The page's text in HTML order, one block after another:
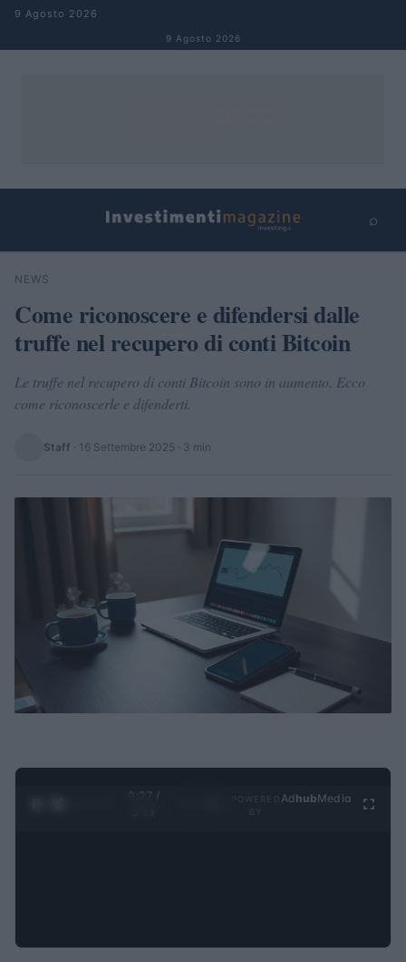
Salta al contenuto
9 Agosto 2026
9 Agosto 2026
⌕
Cerca
NEWS
Come riconoscere e difendersi dalle
truffe nel recupero di conti Bitcoin
Le truffe nel recupero di conti Bitcoin sono in aumento. Ecco
come riconoscerle e difenderti.
Staff · 16 Settembre 2025 · 3 min
0:28 /
Ad hubMedia